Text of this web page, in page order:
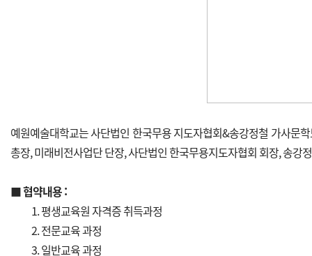
예원예술대학교는 사단법인 한국무용 지도자협회&송강정철 가사문
총장, 미래비전사업단 단장, 사단법인 한국무용지도자협회 회장, 송강
■협약내용 :
1. 평생교육원 자격증 취득과정
2. 전문교육 과정
3. 일반교육 과정